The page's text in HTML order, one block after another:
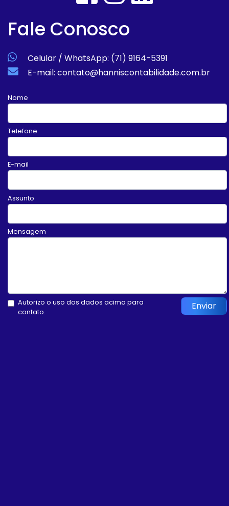
Fale Conosco
Celular / WhatsApp: (71) 9164-5391
E-mail: contato@hanniscontabilidade.com.br
Nome
Telefone
E-mail
Assunto
Mensagem
Autorizo o uso dos dados acima para
contato.
Enviar